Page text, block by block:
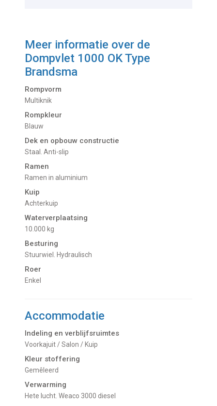
Meer informatie over de
Dompvlet 1000 OK Type
Brandsma
Rompvorm
Multiknik
Rompkleur
Blauw
Dek en opbouw constructie
Staal. Anti-slip
Ramen
Ramen in aluminium
Kuip
Achterkuip
Waterverplaatsing
10.000 kg
Besturing
Stuurwiel. Hydraulisch
Roer
Enkel
Accommodatie
Indeling en verblijfsruimtes
Voorkajuit / Salon / Kuip
Kleur stoffering
Gemêleerd
Verwarming
hete lucht. Weaco 3000 diesel